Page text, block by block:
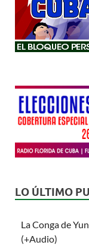
LO ÚLTIMO
La Conga de
(+Audio)